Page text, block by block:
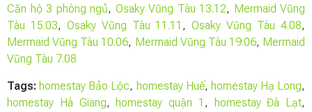
Căn hộ 3 phòng ngủ, Osaky Vũng Tàu 13.12, Mermaid Vũng
Tàu 15.03, Osaky Vũng Tàu 11.11 ,Osaky Vũng Tàu 4.08,
Mermaid Vũng Tàu 10.06, Mermaid Vũng Tàu 19.06, Mermaid
Vũng Tàu 7.08
Tags: homestay Bảo Lộc, homestay Huế, homestay Hạ Long,
homestay Hà Giang, homestay quận 1 , homestay Đà Lạt,